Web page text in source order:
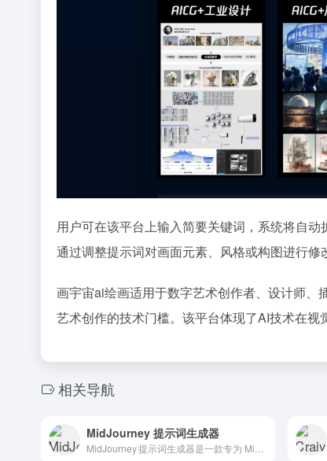
用户可在该平台上输入简要关键词，系统将自
通过调整提示词对画面元素、风格或构图进行修
画宇宙ai绘画适用于数字艺术创作者、设计师、
艺术创作的技术门槛。该平台体现了AI技术在视
相关导航
MidJourney 提示词生成器